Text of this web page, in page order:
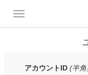
アカウントID (半角